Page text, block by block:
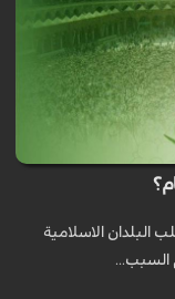
البلدان الاسلامية
السبب...